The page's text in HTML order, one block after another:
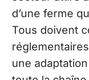
d’une ferme
Tous doivent
une